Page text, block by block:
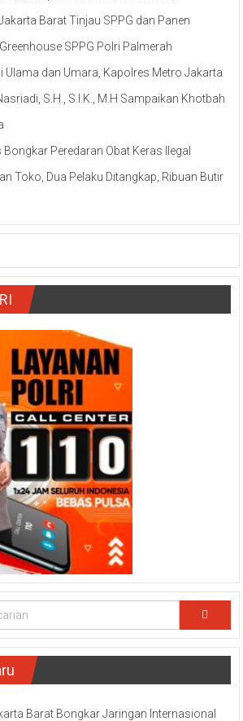
Barat Tinjau SPPG dan Panen
SPPG Polri Palmerah
Ulama dan Umara, Kapolres Metro Jakarta
S.H., S.I.K., M.H Sampaikan Khotbah
Peredaran Obat Keras Ilegal
Toko, Dua Pelaku Ditangkap, Ribuan Butir
Barat Bongkar Jaringan Internasional